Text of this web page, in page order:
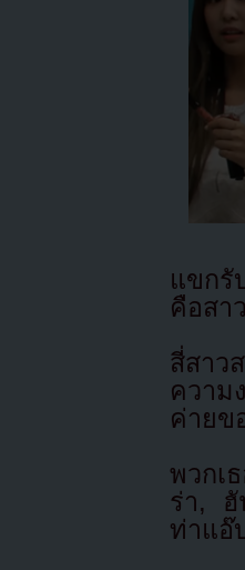
แขกรั
คือสา
สี่สาว
ความ
ค่ายข
พวกเ
ร่า, ฮั
ท่าแอ๊